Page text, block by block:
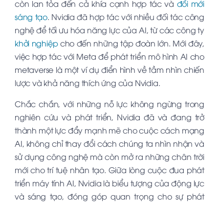
còn lan tỏa đến cả khía cạnh hợp tác và đổi mới
sáng tạo. Nvidia đã hợp tác với nhiều đối tác công
nghệ để tối ưu hóa năng lực của AI, từ các công ty
khởi nghiệpcho đến những tập đoàn lớn. Mới đây,
việc hợp tác với Meta để phát triển mô hình AI cho
metaverse là một ví dụ điển hình về tầm nhìn chiến
lược và khả năng thích ứng của Nvidia.
Chắc chắn, với những nỗ lực không ngừng trong
nghiên cứu và phát triển, Nvidia đã và đang trở
thành một lực đẩy mạnh mẽ cho cuộc cách mạng
AI, không chỉ thay đổi cách chúng ta nhìn nhận và
sử dụng công nghệ mà còn mở ra những chân trời
mới cho trí tuệ nhân tạo. Giữa lòng cuộc đua phát
triển máy tính AI, Nvidia là biểu tượng của động lực
và sáng tạo, đóng góp quan trọng cho sự phát